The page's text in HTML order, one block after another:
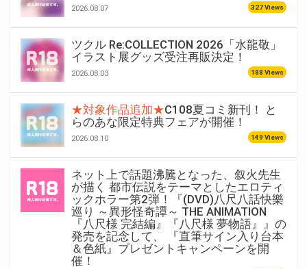
2026.08.07 327 Views
ツクル Re:COLLECTION 2026「水龍敬」
イラスト展グッズ受注再販決定！
2026.08.03 188 Views
★対象作品追加★C108夏コミ新刊！ と
らのあな限定特典フェアが開催！
2026.08.10 149 Views
ネット上で話題沸騰となった、叙火先生
が描く 都市伝説をテーマとしたエロティ
ックホラー第2弾！『(DVD)八尺八話快樂
巡り ～異形怪奇譚～ THE ANIMATION
『八尺様 完結編』『八尺様 夢物語』』の
発売を記念して、 『直筆サイン入り台本
＆色紙』プレゼントキャンペーンを開
催！